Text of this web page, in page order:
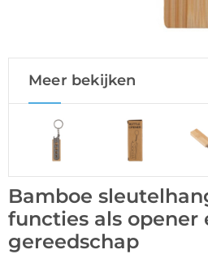
Meer bekijken
Bamboe
functies als opener
gereedschap